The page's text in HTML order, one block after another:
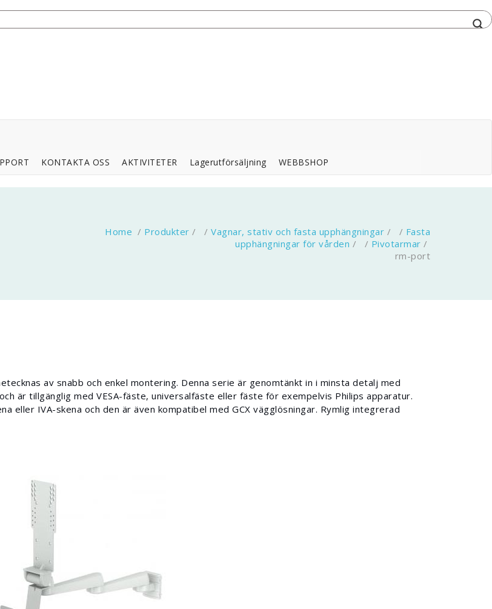
KONTAKTA OSS AKTIVITETER Lagerutförsäljning WEBBSHOP
Home / Produkter / / Vagnar, stativ och fasta upphängningar / / Fasta
upphängningar för vården / / Pivotarmar /
rm-port
av snabb och enkel montering. Denna serie är genomtänkt in i minsta detalj med
är tillgänglig med VESA-fäste, universalfäste eller fäste för exempelvis Philips apparatur.
eller IVA-skena och den är även kompatibel med GCX vägglösningar. Rymlig integrerad